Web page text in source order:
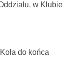
w Klubie
do końca